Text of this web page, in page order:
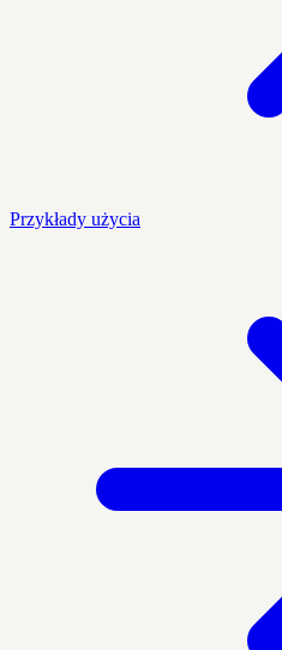
Przykłady użycia